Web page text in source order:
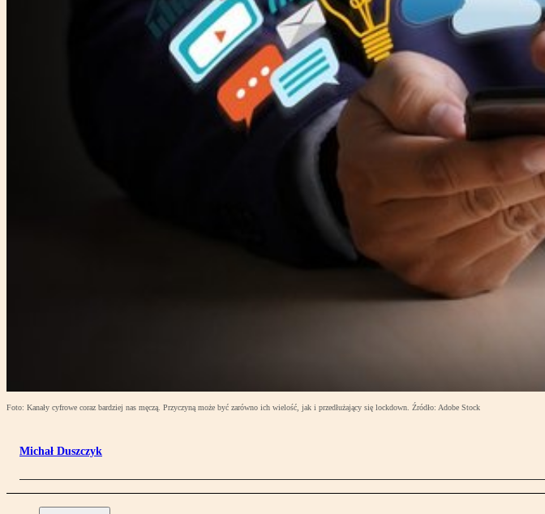
Foto: Kanały cyfrowe coraz bardziej nas męczą. Przyczyną może być zarówno ich wielość, jak i przedłużający się lockdown. Źródło: Adobe Stock
Michał Duszczyk